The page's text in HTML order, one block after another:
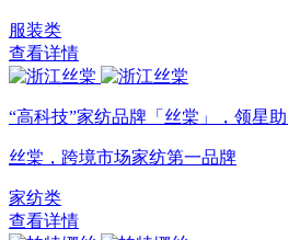
服装类
查看详情
“高科技”家纺品牌「丝棠」，领星
丝棠，跨境市场家纺第一品牌
家纺类
查看详情